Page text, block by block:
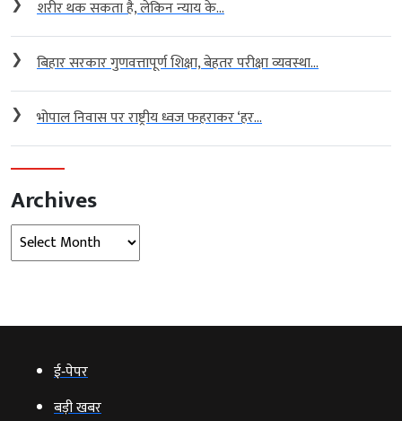
शरीर थक सकता है, लेकिन न्याय के...
❯ बिहार सरकार गुणवत्तापूर्ण शिक्षा, बेहतर परीक्षा व्यवस्था...
❯ भोपाल निवास पर राष्ट्रीय ध्वज फहराकर ‘हर...
Archives
Archives
ई‑पेपर
बड़ी खबर